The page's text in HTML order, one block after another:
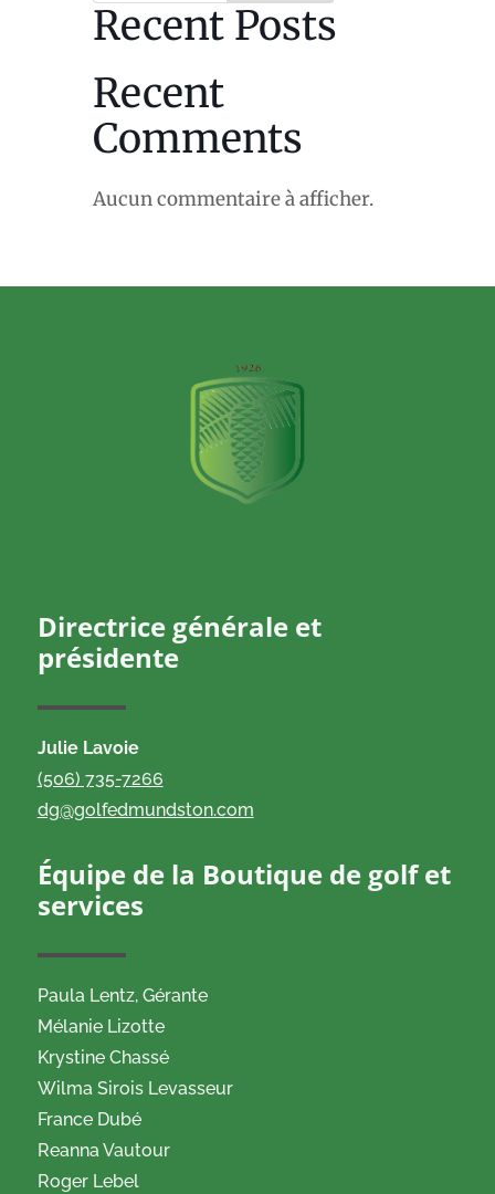
Recent Posts
Recent
Comments
Aucun commentaire à afficher.
Directrice générale et
présidente
Julie Lavoie
(506) 735-7266
dg@golfedmundston.com
Équipe de la Boutique de golf et
services
Paula Lentz, Gérante
Mélanie Lizotte
Krystine Chassé
Wilma Sirois Levasseur
France Dubé
Reanna Vautour
Roger Lebel